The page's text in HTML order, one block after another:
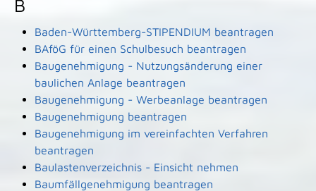
B
Baden-Württemberg-STIPENDIUM beantragen
BAföG für einen Schulbesuch beantragen
Baugenehmigung - Nutzungsänderung einer
baulichen Anlage beantragen
Baugenehmigung - Werbeanlage beantragen
Baugenehmigung beantragen
Baugenehmigung im vereinfachten Verfahren
beantragen
Baulastenverzeichnis - Einsicht nehmen
Baumfällgenehmigung beantragen